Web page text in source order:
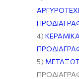
4)
5)